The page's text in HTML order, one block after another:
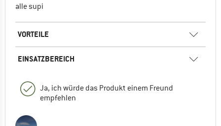
alle supi
VORTEILE
EINSATZBEREICH
Ja, ich würde das Produkt einem Freund
empfehlen